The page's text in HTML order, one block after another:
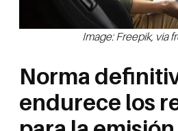
Image: Freepik, via
Norma
endurece los